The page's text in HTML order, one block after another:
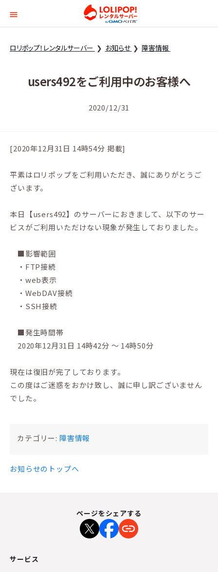
ロリポップ！レンタル
ロリポップ！レンタルサーバー お知らせ 障害情報
users492をご利用中のお客様へ
2020/12/31
[2020年12月31日 14時54分 掲載]
平素はロリポップをご利用いただき、誠にありがとうご
ざいます。
本日【users492】のサーバーにおきまして、以下のサー
ビスがご利用いただけない現象が発生しておりました。
■影響範囲
・FTP接続
・web表示
・WebDAV接続
・SSH接続
■発生時間帯
2020年12月31日 14時42分 ～ 14時50分
現在は復旧が完了しております。
この度はご迷惑をおかけ致し、誠に申し訳ございません
でした。
カテゴリー: 障害情報
お知らせのトップへ
ページをシェアする
サービス